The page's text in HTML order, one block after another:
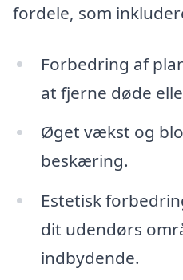
fordele, som
Forbedring af
at fjerne døde
Øget vækst og
beskæring.
Estetisk
dit udendørs
indbydende.